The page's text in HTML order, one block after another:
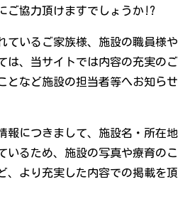
ご協力頂けますでしょうか!?
ているご家族様、施設の職員様や
は、当サイトでは内容の充実のご
となど施設の担当者等へお知らせ
報につきまして、施設名・所在地
いるため、施設の写真や療育のこ
、より充実した内容での掲載を頂